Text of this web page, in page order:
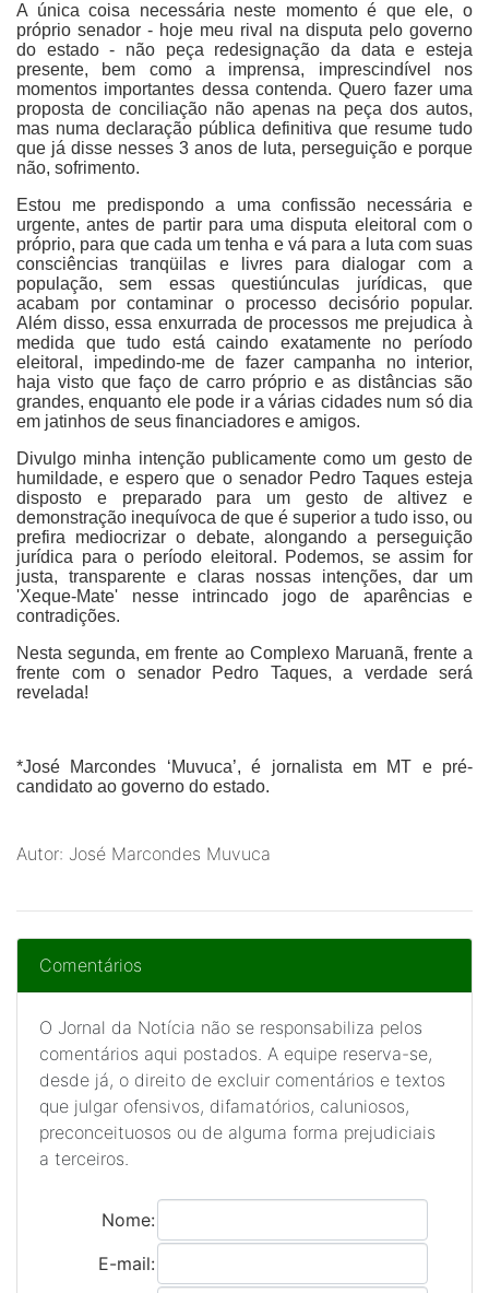
A única coisa necessária neste momento é que ele, o
próprio senador - hoje meu rival na disputa pelo governo
do estado - não peça redesignação da data e esteja
presente, bem como a imprensa, imprescindível nos
momentos importantes dessa contenda. Quero fazer uma
proposta de conciliação não apenas na peça dos autos,
mas numa declaração pública definitiva que resume tudo
que já disse nesses 3 anos de luta, perseguição e porque
não, sofrimento.
Estou me predispondo a uma confissão necessária e
urgente, antes de partir para uma disputa eleitoral com o
próprio, para que cada um tenha e vá para a luta com suas
consciências tranqüilas e livres para dialogar com a
população, sem essas questiúnculas jurídicas, que
acabam por contaminar o processo decisório popular.
Além disso, essa enxurrada de processos me prejudica à
medida que tudo está caindo exatamente no período
eleitoral, impedindo-me de fazer campanha no interior,
haja visto que faço de carro próprio e as distâncias são
grandes, enquanto ele pode ir a várias cidades num só dia
em jatinhos de seus financiadores e amigos.
Divulgo minha intenção publicamente como um gesto de
humildade, e espero que o senador Pedro Taques esteja
disposto e preparado para um gesto de altivez e
demonstração inequívoca de que é superior a tudo isso, ou
prefira mediocrizar o debate, alongando a perseguição
jurídica para o período eleitoral. Podemos, se assim for
justa, transparente e claras nossas intenções, dar um
'Xeque-Mate' nesse intrincado jogo de aparências e
contradições.
Nesta segunda, em frente ao Complexo Maruanã, frente a
frente com o senador Pedro Taques, a verdade será
revelada!
*José Marcondes ‘Muvuca’, é jornalista em MT e pré-
candidato ao governo do estado.
Autor: José Marcondes Muvuca
Comentários
O Jornal da Notícia não se responsabiliza pelos
comentários aqui postados. A equipe reserva-se,
desde já, o direito de excluir comentários e textos
que julgar ofensivos, difamatórios, caluniosos,
preconceituosos ou de alguma forma prejudiciais
a terceiros.
Nome:
E-mail: